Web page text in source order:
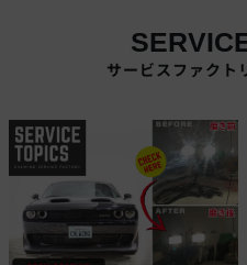
サービスファクト